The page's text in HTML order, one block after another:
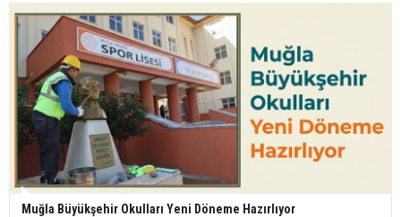
Muğla Büyükşehir Okulları Yeni Döneme Hazırlıyor